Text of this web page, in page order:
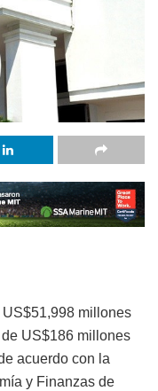
millones
US$186 millones
acuerdo con la
y Finanzas de